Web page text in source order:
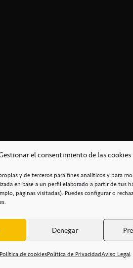
el consentimiento de las cookies
y de terceros para fines analíticos y para
en base a un perfil elaborado a partir de tus
páginas visitadas). Puedes configurar o
Denegar
Política de cookiesPolítica de PrivacidadAviso Legal
/ ACCESIBILIDAD